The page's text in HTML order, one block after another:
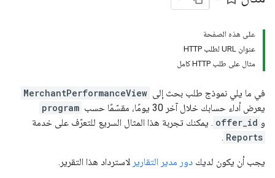
على هذه الصفحة
عنوان URL لطلب HTTP
مثال على طلب HTTP كامل
في ما يلي نموذج طلب بحث إلى MerchantPerformanceView
يعرض أداء حسابك خلال آخر 30 يومًا، مقسّمًا حسب
program
و offer_id . يمكنك تجربة هذا المثال السريع للتعرّف على خدمة
Reports
.
يجب أن يكون لديك دور مدير التقارير لاسترداد هذا التقرير.